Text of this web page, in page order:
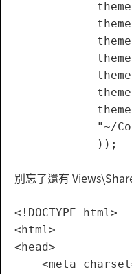
"~/
別忘了還有
<!DOCTYPE html>
<html>
<head>
<meta